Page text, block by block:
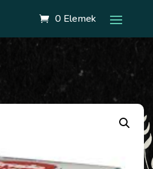
0 Elemek